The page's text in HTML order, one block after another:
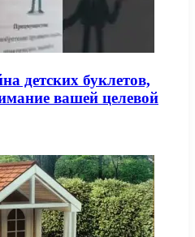
детских буклетов,
вашей целевой